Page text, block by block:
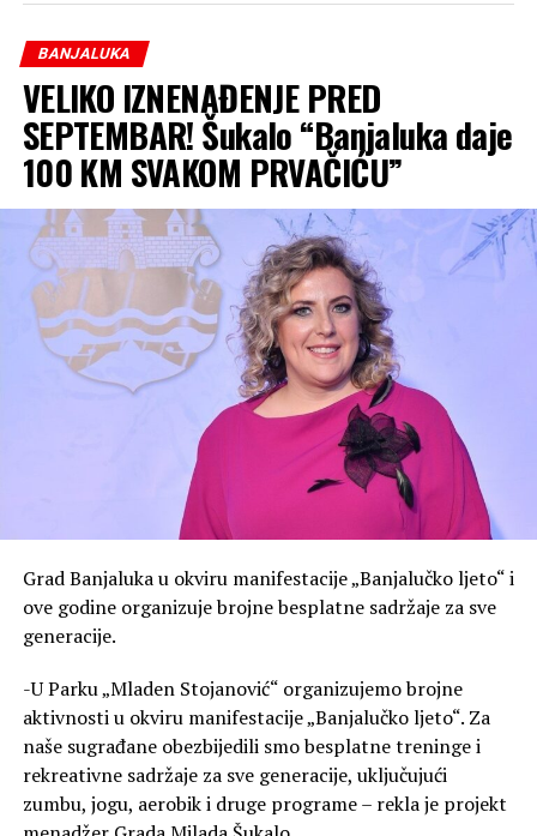
BANJALUKA
VELIKO IZNENAĐENJE PRED
SEPTEMBAR! Šukalo “Banjaluka daje
100 KM SVAKOM PRVAČIĆU”
Grad Banjaluka u okviru manifestacije „Banjalučko ljeto“ i
ove godine organizuje brojne besplatne sadržaje za sve
generacije.
-U Parku „Mladen Stojanović“ organizujemo brojne
aktivnosti u okviru manifestacije „Banjalučko ljeto“. Za
naše sugrađane obezbijedili smo besplatne treninge i
rekreativne sadržaje za sve generacije, uključujući
zumbu, jogu, aerobik i druge programe – rekla je projekt